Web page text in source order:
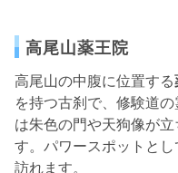
高尾山薬王院
高尾山の中腹に位置する
を持つ古刹で、修験道
は朱色の門や天狗像が
す。パワースポットと
訪れます。